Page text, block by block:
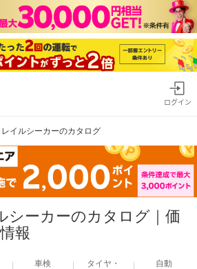
ログイン
レイルシーカーのカタログ
シーカーのカタログ｜価
報
車検
タイヤ・
自動